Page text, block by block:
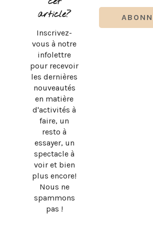
article?
Inscrivez-
vous à notre
infolettre
pour recevoir
les dernières
nouveautés
en matière
d'activités à
faire, un
resto à
essayer, un
spectacle à
voir et bien
plus encore!
Nous ne
spammons
pas !
SUBWAY QUÉBEC : LE RETOUR